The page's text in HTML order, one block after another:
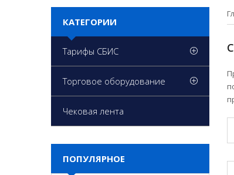
КАТЕГОРИИ
Тарифы СБИС
Торговое оборудование
Чековая лента
ПОПУЛЯРНОЕ